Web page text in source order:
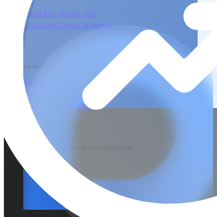
Chiến lược thương hiệu
Chiến lược Digital Marketing
Xây dựng trải nghiệm người dùng đầu cuối tương tác với sản phẩm & dịch vụ
Thiết kế nhận diện thương hiệu
Thiết kế & Lập trình website
Xây dựng Social Media
Phát triển
Phát triển thương hiệu, tìm kiếm khách hàng tiềm năng
Content Marketing
Social Marketing
Sản xuất hình ảnh & Video
Quảng cáo trả phí